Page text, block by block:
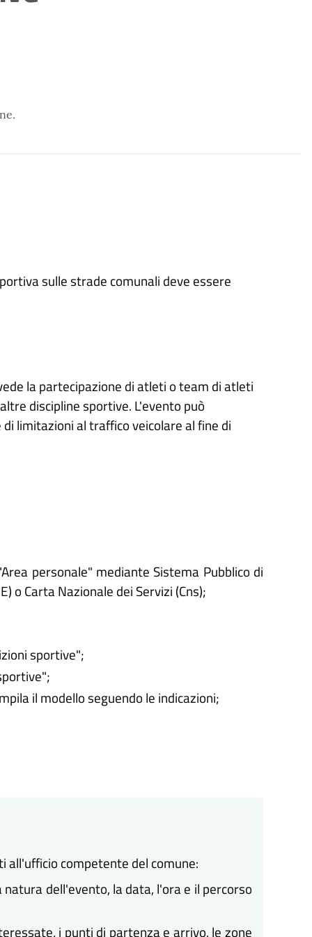
sulle strade comunali deve essere
la partecipazione di atleti o team di atleti
discipline sportive. L'evento può
limitazioni al traffico veicolare al fine di
personale" mediante Sistema Pubblico di
o Carta Nazionale dei Servizi (Cns);
sportive";
il modello seguendo le indicazioni;
competente del comune:
dell'evento, la data, l'ora e il percorso
i punti di partenza e arrivo, le zone